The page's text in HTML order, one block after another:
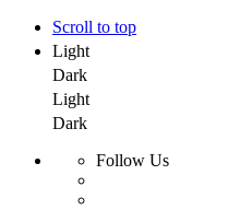
Scroll to top
Light
Dark
Light
Dark
Follow Us